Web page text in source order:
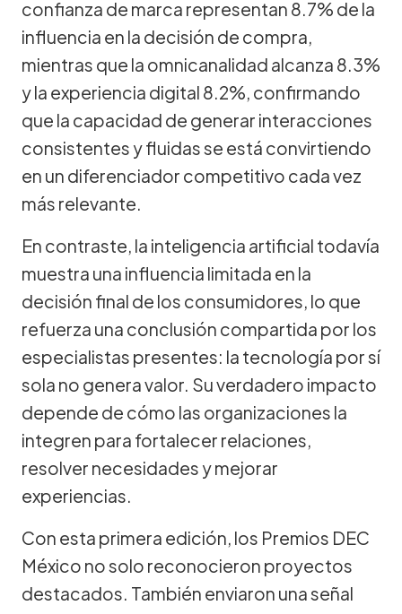
confianza de marca representan 8.7% de la
influencia en la decisión de compra,
mientras que la omnicanalidad alcanza 8.3%
y la experiencia digital 8.2%, confirmando
que la capacidad de generar interacciones
consistentes y fluidas se está convirtiendo
en un diferenciador competitivo cada vez
más relevante.
En contraste, la inteligencia artificial todavía
muestra una influencia limitada en la
decisión final de los consumidores, lo que
refuerza una conclusión compartida por los
especialistas presentes: la tecnología por sí
sola no genera valor. Su verdadero impacto
depende de cómo las organizaciones la
integren para fortalecer relaciones,
resolver necesidades y mejorar
experiencias.
Con esta primera edición, los Premios DEC
México no solo reconocieron proyectos
destacados. También enviaron una señal